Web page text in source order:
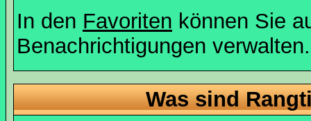
In den Favoriten können Sie
Benachrichtigungen verwalten.
Was sind